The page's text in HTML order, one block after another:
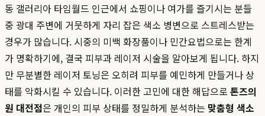
동 갤러리아 타임월드 인근에서 쇼핑이나 여가를 즐기시는 분들
중 광대 주변에 거뭇하게 자리 잡은 색소 병변으로 스트레스받는
경우가 많습니다. 시중의 미백 화장품이나 민간요법으로는 한계
가 명확하기에, 결국 피부과 레이저 시술을 알아보게 됩니다. 하지
만 무분별한 레이저 토닝은 오히려 피부를 예민하게 만들거나 상
태를 악화시킬 수 있습니다. 이러한 고민에 대한 해답으로 톤즈의
원 대전점은 개인의 피부 상태를 정밀하게 분석하는 맞춤형 색소